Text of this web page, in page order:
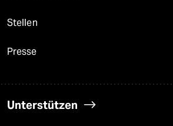
Stellen
Presse
Unterstützen